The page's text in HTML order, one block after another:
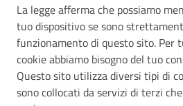
La legge afferma che possiamo
tuo dispositivo se sono
funzionamento di questo sito.
cookie abbiamo bisogno del tuo
Questo sito utilizza diversi tipi di
sono collocati da servizi di terzi